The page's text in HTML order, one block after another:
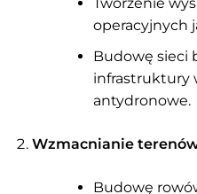
operacyjnych
Budowę sieci
infrastruktury
antydronowe​.
Wzmacnianie
Budowę